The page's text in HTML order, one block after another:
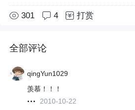
301 4 打赏
全部评论
qingYun1029
羡慕！！！
2010-10-22